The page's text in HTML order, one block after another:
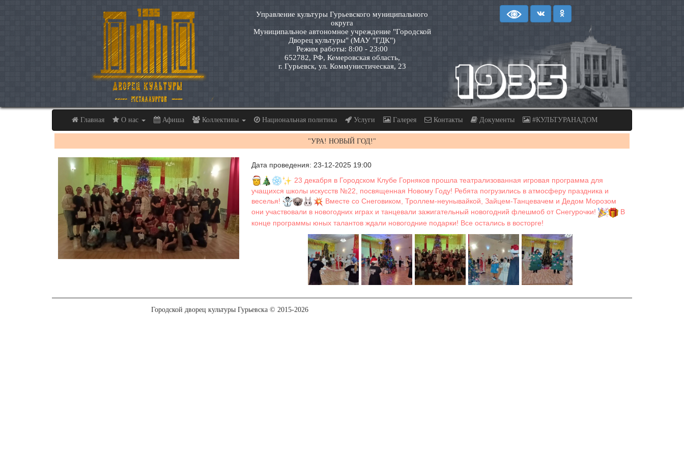
Управление культуры Гурьевского муниципального
округа
Муниципальное автономное учреждение "Городской
Дворец культуры" (МАУ "ГДК")
Режим работы: 8:00 - 23:00
652782, РФ, Кемеровская область,
г. Гурьевск, ул. Коммунистическая, 23
Главная О нас Афиша Коллективы Национальная политика Услуги Галерея Контакты Документы #КУЛЬТУРАНАДОМ
"УРА! НОВЫЙ ГОД!"
Дата проведения: 23-12-2025 19:00
23 декабря в Городском Клубе Горняков прошла театрализованная игровая программа для
учащихся школы искусств №22, посвященная Новому Году! Ребята погрузились в атмосферу праздника и
веселья!
Вместе со Снеговиком, Троллем-неунывайкой, Зайцем-Танцевачем и Дедом Морозом
они участвовали в новогодних играх и танцевали зажигательный новогодний флешмоб от Снегурочки!
В
конце программы юных талантов ждали новогодние подарки! Все остались в восторге!
Городской дворец культуры Гурьевска © 2015-2026